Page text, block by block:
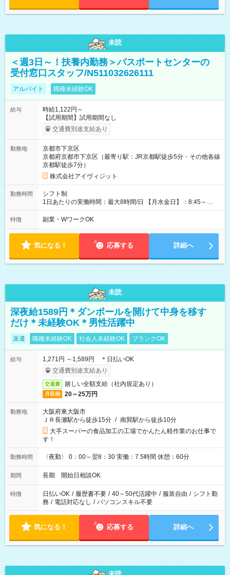
未読
＜週3日～！扶養内勤務＞パスポートセンターの
受付窓口スタッフ/N511032626111
アルバイト 職種未経験OK
給与
時給1,122円～
【試用期間】試用期間なし
交通費別途支給あり
勤務地
京都市下京区
京都府京都市下京区（最寄り駅：JR京都駅徒歩5分・その他各線
京都駅徒歩7分）
株式会社アイヴィジット
勤務時間
シフト制
1日あたりの実働時間：最大8時間/日 【月水金日】：8:45～
16:30 【火木】：8:45～19:00 週3日～OK、シフト制 ※扶養内
勤務OK ※月1回～2回程度、日曜日出勤をお願いします。 ※時間
ん。
特徴 副業・WワークOK
気になる！ 応募する 詳細へ
未読
深夜給1589円＊ダンボールを開けて中身を移す
だけ＊未経験OK＊男性活躍中
派遣 職種未経験OK 社会人未経験OK ブランクOK
給与
1,271円 ～1,589円 ＊日払いOK
交通費別途支給あり
交通費 嬉しい全額支給（社内規定あり）
月収例 20～25万円
勤務地
大阪府東大阪市
ＪＲ長瀬駅から徒歩15分 / 南巽駅から徒歩10分
大手スーパーの食品加工の工場でかんたん軽作業のお仕事で
す！
勤務時間 〈夜勤〉 0：00～翌8：30 実働：7.5時間 休憩：60分
期間 長期 開始日相談OK
特徴 日払いOK / 履歴書不要 / 40～50代活躍中 / 服装自由 / シフト勤
務 / 電話対応なし / パソコンスキル不要
気になる！ 応募する 詳細へ